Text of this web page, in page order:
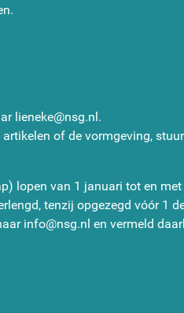
lieneke@nsg.nl.
of de vormgeving,
lopen van 1 januari tot en
tenzij opgezegd vóór 1
info@nsg.nl en vermeld